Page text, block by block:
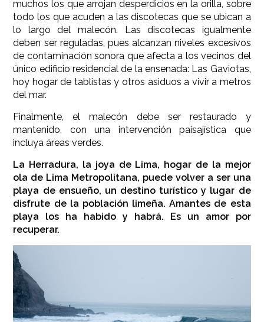
muchos los que arrojan desperdicios en la orilla, sobre
todo los que acuden a las discotecas que se ubican a
lo largo del malecón. Las discotecas igualmente
deben ser reguladas, pues alcanzan niveles excesivos
de contaminación sonora que afecta a los vecinos del
único edificio residencial de la ensenada: Las Gaviotas,
hoy hogar de tablistas y otros asiduos a vivir a metros
del mar.
Finalmente, el malecón debe ser restaurado y
mantenido, con una intervención paisajística que
incluya áreas verdes.
La Herradura, la joya de Lima, hogar de la mejor
ola de Lima Metropolitana, puede volver a ser una
playa de ensueño, un destino turístico y lugar de
disfrute de la población limeña. Amantes de esta
playa los ha habido y habrá. Es un amor por
recuperar.